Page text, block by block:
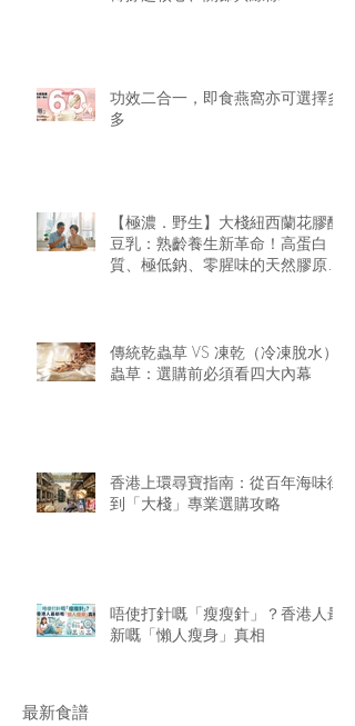
功效二合一，即食燕窩亦可選擇多
多
【極濃．野生】大棧紐西蘭花膠醇
豆乳：熟齡養生新革命！高蛋白
質、極低鈉、零腥味的天然膠原精
傳統乾蟲草 VS 凍乾（冷凍脫水）
蟲草：選購前必須看四大內幕
香港上環尋寶指南：從百年海味街
到「大棧」專業選購攻略
唔使打針嘅「瘦瘦針」？香港人最
新嘅「懶人瘦身」真相
最新食譜